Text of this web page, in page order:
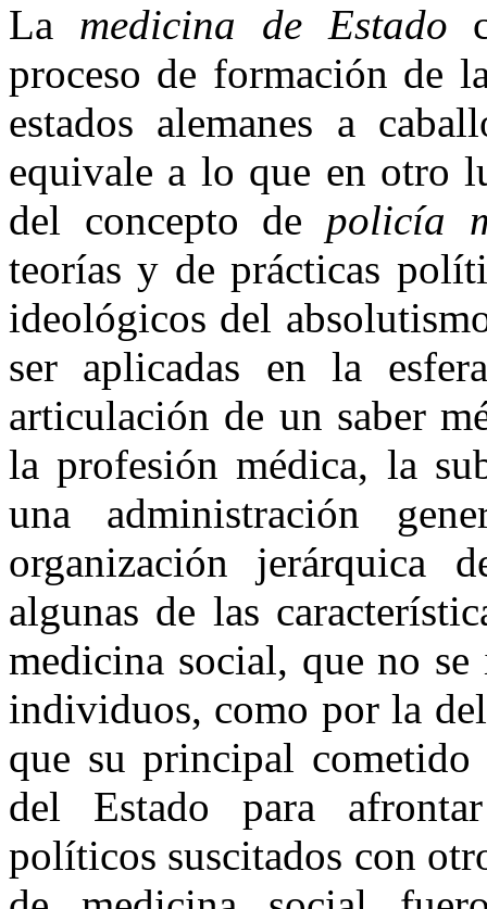
La medicina de Estado
proceso de formación de
estados alemanes a
equivale a lo que en otro
del concepto de policía
teorías y de prácticas
ideológicos del
ser aplicadas en la
articulación de un saber
la profesión médica, la
una administración
organización jerárquica
algunas de las
medicina social, que no
individuos, como por la
que su principal cometido
del Estado para
políticos suscitados con